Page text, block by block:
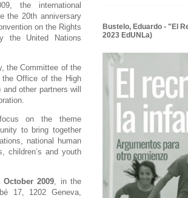
the international
the 20th anniversary
on the Rights
the United Nations
the Committee of the
Office of the High
other partners will
on the theme
to bring together
national human
children’s and youth
2009, in the
17, 1202 Geneva,
Bustelo, Eduardo - "El
2023 EdUNLa)